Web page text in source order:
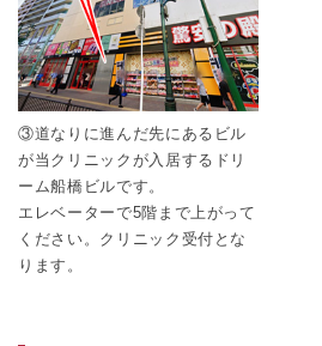
③道なりに進んだ先にあるビル
が当クリニックが入居するドリ
ーム船橋ビルです。
エレベーターで5階まで上がって
ください。クリニック受付とな
ります。